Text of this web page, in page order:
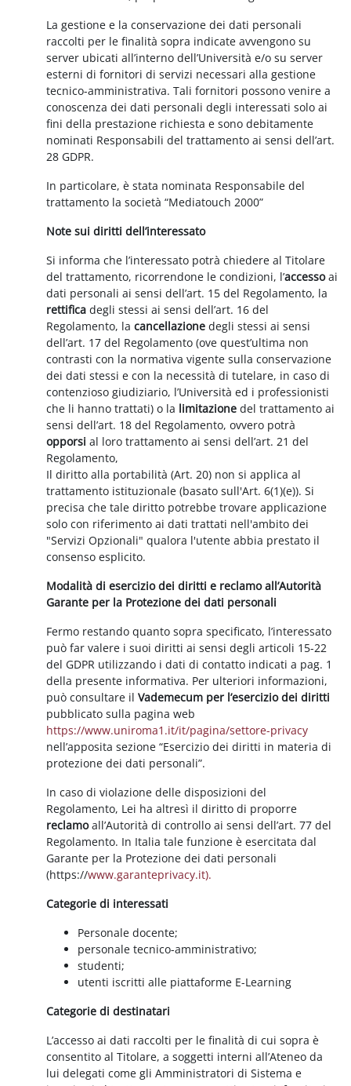
La gestione e la conservazione dei dati personali
raccolti per le finalità sopra indicate avvengono su
server ubicati all’interno dell’Università e/o su server
esterni di fornitori di servizi necessari alla gestione
tecnico-amministrativa. Tali fornitori possono venire a
conoscenza dei dati personali degli interessati solo ai
fini della prestazione richiesta e sono debitamente
nominati Responsabili del trattamento ai sensi dell’art.
28 GDPR.
In particolare, è stata nominata Responsabile del
trattamento la società “Mediatouch 2000”
Note sui diritti dell’interessato
Si informa che l’interessato potrà chiedere al Titolare
del trattamento, ricorrendone le condizioni, l’accessoai
dati personali ai sensi dell’art. 15 del Regolamento, la
rettificadegli stessi ai sensi dell’art. 16 del
Regolamento, lacancellazione degli stessi ai sensi
dell’art. 17 del Regolamento (ove quest’ultima non
contrasti con la normativa vigente sulla conservazione
dei dati stessi e con la necessità di tutelare, in caso di
contenzioso giudiziario, l’Università ed i professionisti
che li hanno trattati) o la limitazione del trattamento ai
sensi dell’art. 18 del Regolamento, ovvero potrà
opporsi al loro trattamento ai sensi dell’art. 21 del
Regolamento,
Il diritto alla portabilità (Art. 20) non si applica al
trattamento istituzionale (basato sull'Art. 6(1)(e)). Si
precisa che tale diritto potrebbe trovare applicazione
solo con riferimento ai dati trattati nell'ambito dei
"Servizi Opzionali" qualora l'utente abbia prestato il
consenso esplicito.
Modalità di esercizio dei diritti e reclamo all’Autorità
Garante per la Protezione dei dati personali
Fermo restando quanto sopra specificato, l’interessato
può far valere i suoi diritti ai sensi degli articoli 15-22
del GDPR utilizzando i dati di contatto indicati a pag. 1
della presente informativa. Per ulteriori informazioni,
può consultare ilVademecum per l’esercizio dei diritti
pubblicato sulla pagina web
https://www.uniroma1.it/it/pagina/settore-privacy
nell’apposita sezione “Esercizio dei diritti in materia di
protezione dei dati personali”.
In caso di violazione delle disposizioni del
Regolamento, Lei ha altresì il diritto di proporre
reclamoall’Autorità di controllo ai sensi dell’art. 77 del
Regolamento. In Italia tale funzione è esercitata dal
Garante per la Protezione dei dati personali
(https://www.garanteprivacy.it).
Categorie di interessati
Personale docente;
personale tecnico-amministrativo;
studenti;
utenti iscritti alle piattaforme E-Learning
Categorie di destinatari
L’accesso ai dati raccolti per le finalità di cui sopra è
consentito al Titolare, a soggetti interni all’Ateneo da
lui delegati come gli Amministratori di Sistema e